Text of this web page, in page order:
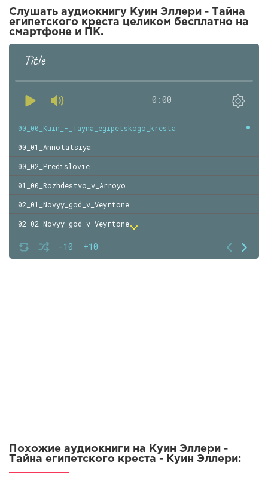
Слушать аудиокнигу Куин Эллери - Тайна
египетского креста целиком бесплатно на
смартфоне и ПК.
Title
0:00
-10 +10
00_00_Kuin_-_Tayna_egipetskogo_kresta
00_01_Annotatsiya
00_02_Predislovie
01_00_Rozhdestvo_v_Arroyo
02_01_Novyy_god_v_Veyrtone
02_02_Novyy_god_v_Veyrtone
03_00_Professor_Yardli
04_00_Bredvud
12_01_Professorskie_rechi
12_02_Professorskie_rechi
Похожие аудиокниги на Куин Эллери -
Тайна египетского креста - Куин Эллери: